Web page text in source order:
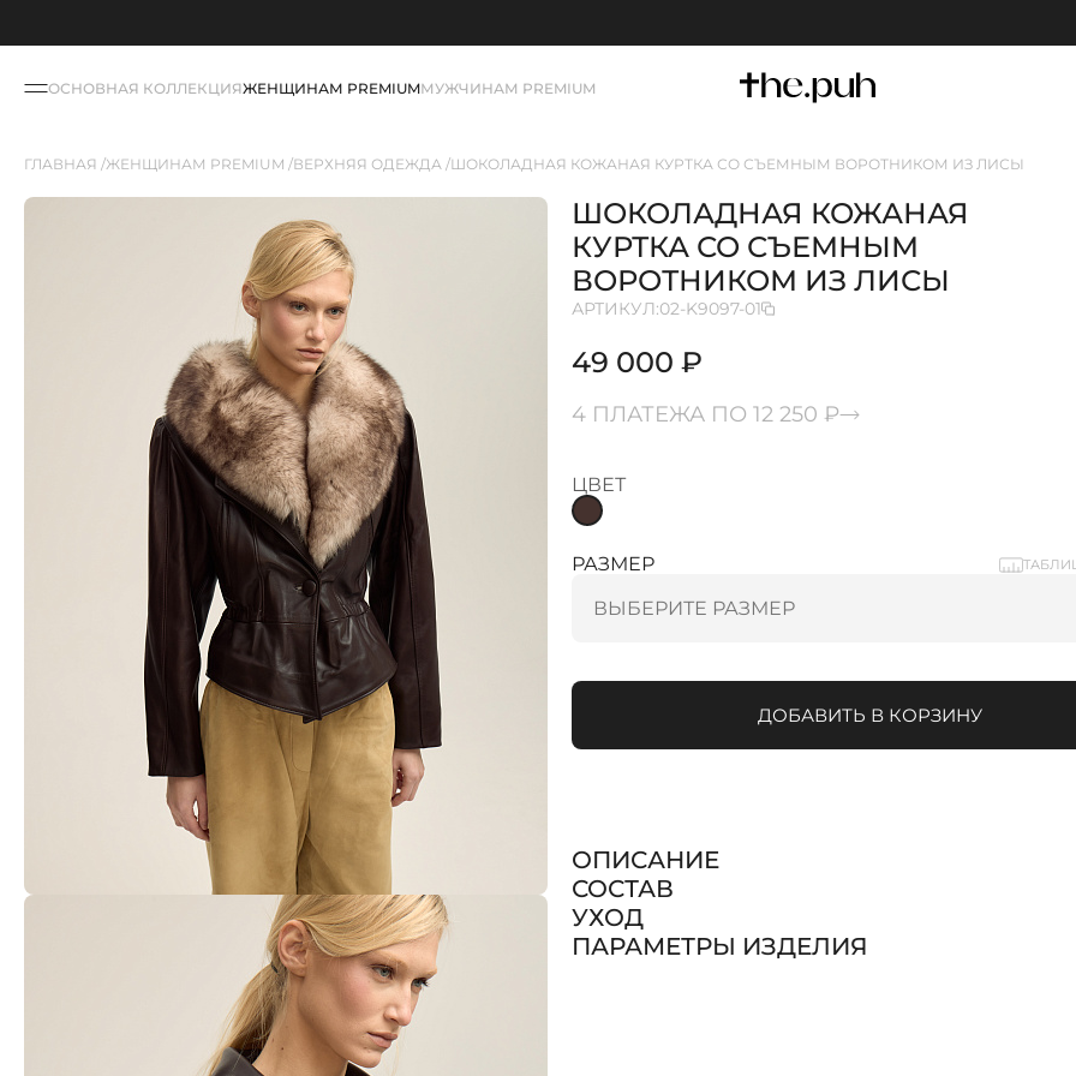
ОСНОВНАЯ КОЛЛЕКЦИЯЖЕНЩИНАМ PREMIUMМУЖЧИНАМ PREMIUM
ГЛАВНАЯ ЖЕНЩИНАМ PREMIUM ВЕРХНЯЯ ОДЕЖДА ШОКОЛАДНАЯ КОЖАНАЯ КУРТКА СО СЪЕМНЫМ ВОРОТНИКОМ ИЗ ЛИСЫ
ШОКОЛАДНАЯ КОЖАНАЯ
КУРТКА СО СЪЕМНЫМ
ВОРОТНИКОМ ИЗ ЛИСЫ
АРТИКУЛ:02-K9097-01
49 000 ₽
4 ПЛАТЕЖА ПО 12 250 ₽
ЦВЕТ
РАЗМЕР
ДОБАВИТЬ В КОРЗИНУ
ОПИСАНИЕ
СОСТАВ
УХОД
ПАРАМЕТРЫ ИЗДЕЛИЯ